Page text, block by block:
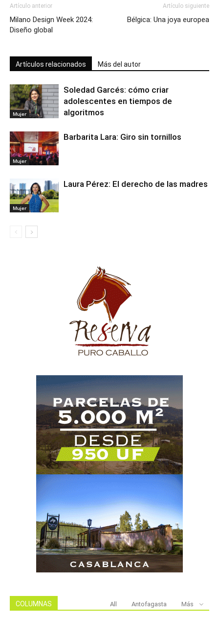
Artículo anterior
Milano Design Week 2024:
Diseño global
Artículo siguiente
Bélgica: Una joya europea
Artículos relacionados Más del autor
Mujer
Soledad Garcés: cómo criar
adolescentes en tiempos de
algoritmos
Mujer
Barbarita Lara: Giro sin tornillos
Mujer
Laura Pérez: El derecho de las madres
COLUMNAS All Antofagasta Más